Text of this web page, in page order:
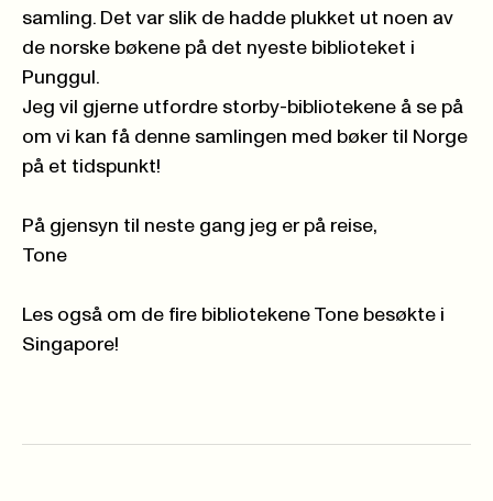
samling. Det var slik de hadde plukket ut noen av
de norske bøkene på det nyeste biblioteket i
Punggul.
Jeg vil gjerne utfordre storby-bibliotekene å se på
om vi kan få denne samlingen med bøker til Norge
på et tidspunkt!
På gjensyn til neste gang jeg er på reise,
Tone
Les også om de fire bibliotekene Tone besøkte i
Singapore!